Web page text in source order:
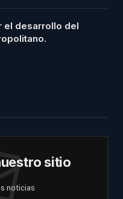
el desarrollo del
sitio
noticias